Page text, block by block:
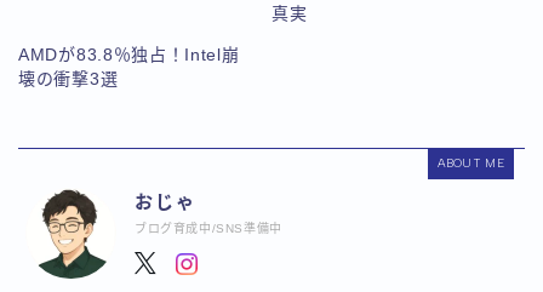
真実
AMDが83.8％独占！Intel崩
壊の衝撃3選
ABOUT ME
おじゃ
ブログ育成中/SNS準備中